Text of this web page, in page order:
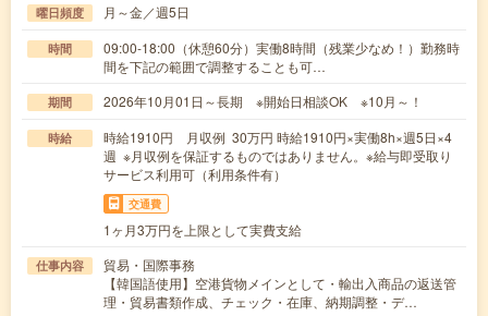
曜日頻度 月～金／週5日
時間
09:00-18:00（休憩60分）実働8時間（残業少なめ！）勤務時
間を下記の範囲で調整することも可…
期間 2026年10月01日～長期 ※開始日相談OK ※10月～！
時給
時給1910円 月収例 30万円 時給1910円×実働8h×週5日×4
週 ※月収例を保証するものではありません。※給与即受取り
サービス利用可（利用条件有）
交通費
1ヶ月3万円を上限として実費支給
仕事内容
貿易・国際事務
【韓国語使用】空港貨物メインとして・輸出入商品の返送管
理・貿易書類作成、チェック・在庫、納期調整・デ…